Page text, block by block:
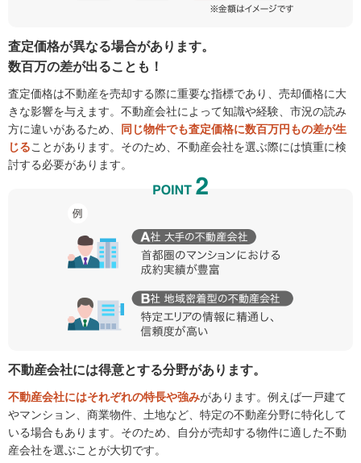
査定価格が異なる場合があります。
数百万の差が出ることも！
査定価格は不動産を売却する際に重要な指標であり、売却価格に大
きな影響を与えます。不動産会社によって知識や経験、市況の読み
方に違いがあるため、 同じ物件でも査定価格に数百万円もの差が生
じることがあります。そのため、不動産会社を選ぶ際には慎重に検
討する必要があります。
不動産会社には得意とする分野があります。
不動産会社にはそれぞれの特長や強みがあります。例えば一戸建て
やマンション、商業物件、土地など、特定の不動産分野に特化して
いる場合もあります。そのため、自分が売却する物件に適した不動
産会社を選ぶことが大切です。